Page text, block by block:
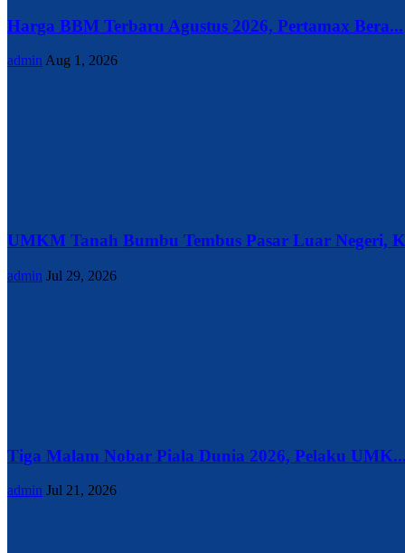
Harga BBM Terbaru Agustus 2026, Pertamax Bera...
admin Aug 1, 2026
UMKM Tanah Bumbu Tembus Pasar Luar Negeri,
admin Jul 29, 2026
Tiga Malam Nobar Piala Dunia 2026, Pelaku
admin Jul 21, 2026